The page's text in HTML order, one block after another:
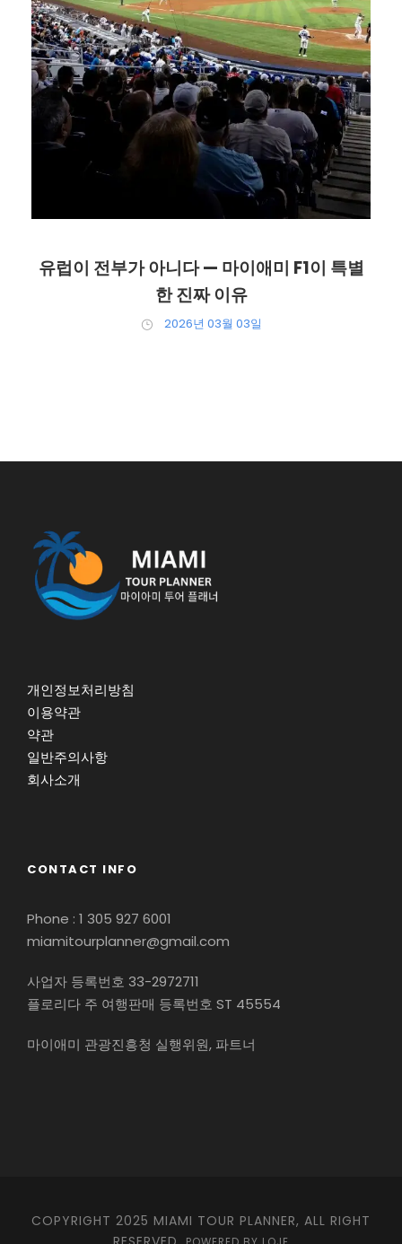
2026년 03월 04일
유럽이 전부가 아니다 — 마이애미 F1이 특별
한 진짜 이유
2026년 03월 03일
개인정보처리방침
이용약관
약관
일반주의사항
회사소개
CONTACT INFO
Phone : 1 305 927 6001
miamitourplanner@gmail.com
사업자 등록번호 33-2972711
플로리다 주 여행판매 등록번호 ST 45554
마이애미 관광진흥청 실행위원, 파트너
COPYRIGHT 2025 MIAMI TOUR PLANNER, ALL RIGHT